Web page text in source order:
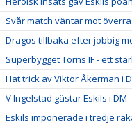
Svår match väntar mot
Dragos tillbaka efter jobbig
Superbygget Torns IF - ett
Hat trick av Viktor Åkerman i
V Ingelstad gästar Eskils i DM
Eskils imponerade i tredje